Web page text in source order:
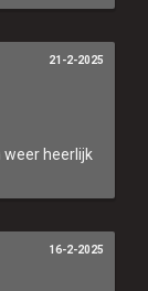
weer heerlijk
21-2-2025
16-2-2025